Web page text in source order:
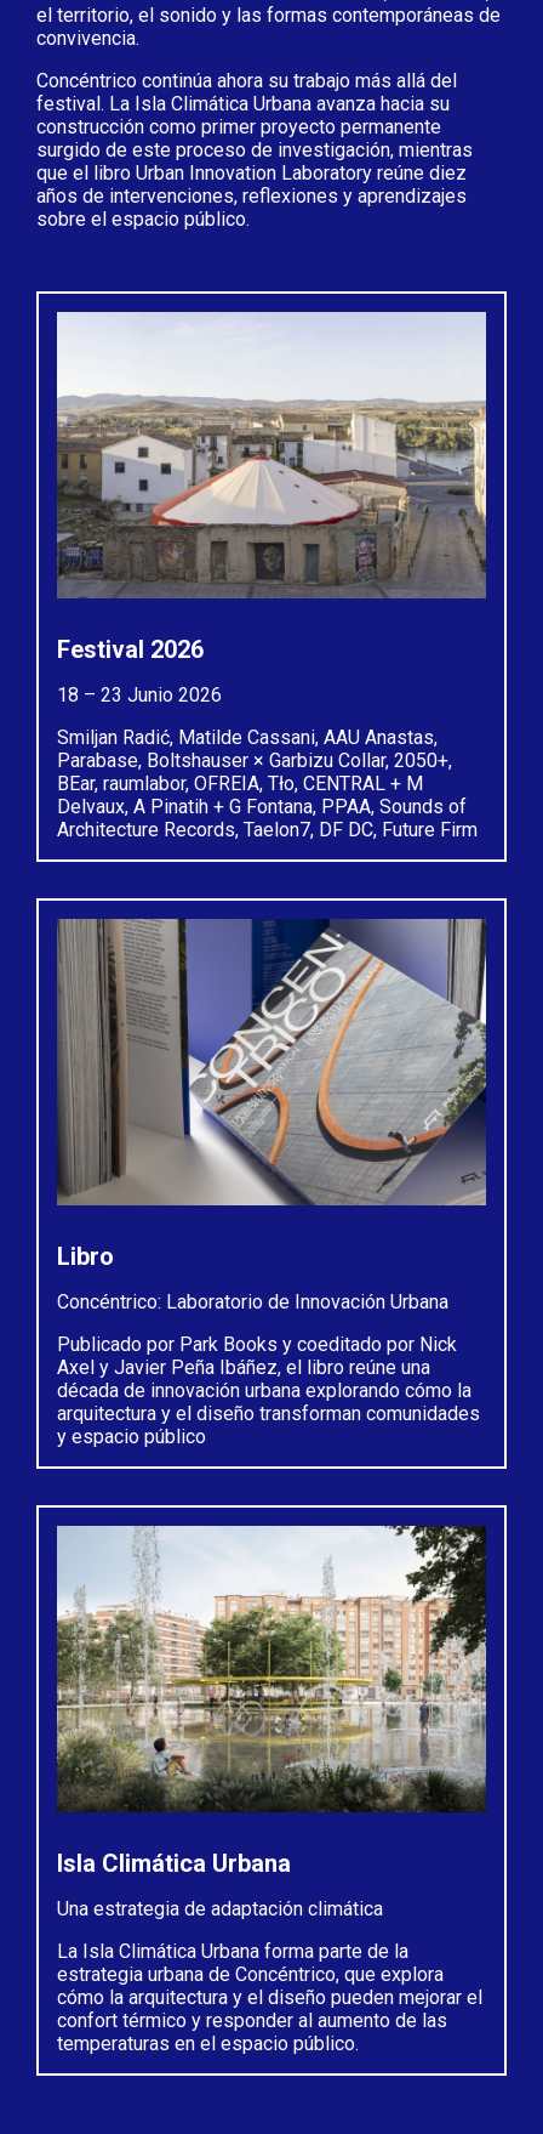
el territorio, el sonido y las formas contemporáneas de
convivencia.
Concéntrico continúa ahora su trabajo más allá del
festival. La Isla Climática Urbana avanza hacia su
construcción como primer proyecto permanente
surgido de este proceso de investigación, mientras
que el libro Urban Innovation Laboratory reúne diez
años de intervenciones, reflexiones y aprendizajes
sobre el espacio público.
Festival 2026
18 – 23 Junio 2026
Smiljan Radić, Matilde Cassani, AAU Anastas,
Parabase, Boltshauser × Garbizu Collar, 2050+,
BEar, raumlabor, OFREIA, Tło, CENTRAL + M
Delvaux, A Pinatih + G Fontana, PPAA, Sounds of
Architecture Records, Taelon7, DF DC, Future Firm
Libro
Concéntrico: Laboratorio de Innovación Urbana
Publicado por Park Books y coeditado por Nick
Axel y Javier Peña Ibáñez, el libro reúne una
década de innovación urbana explorando cómo la
arquitectura y el diseño transforman comunidades
y espacio público
Isla Climática Urbana
Una estrategia de adaptación climática
La Isla Climática Urbana forma parte de la
estrategia urbana de Concéntrico, que explora
cómo la arquitectura y el diseño pueden mejorar el
confort térmico y responder al aumento de las
temperaturas en el espacio público.